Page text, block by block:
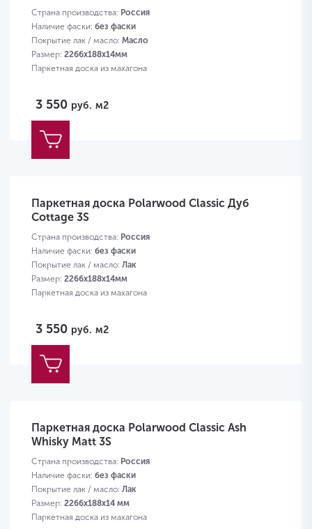
Страна производства: Россия
Наличие фаски: без фаски
Покрытие лак / масло: Масло
Размер: 2266х188х14мм
Паркетная доска из махагона
3 550 руб. м2
Паркетная доска Polarwood Classic Дуб
Cottage 3S
Страна производства: Россия
Наличие фаски: без фаски
Покрытие лак / масло: Лак
Размер: 2266х188х14мм
Паркетная доска из махагона
3 550 руб. м2
Паркетная доска Polarwood Classic Ash
Whisky Matt 3S
Страна производства: Россия
Наличие фаски: без фаски
Покрытие лак / масло: Лак
Размер: 2266х188х14 мм
Паркетная доска из махагона